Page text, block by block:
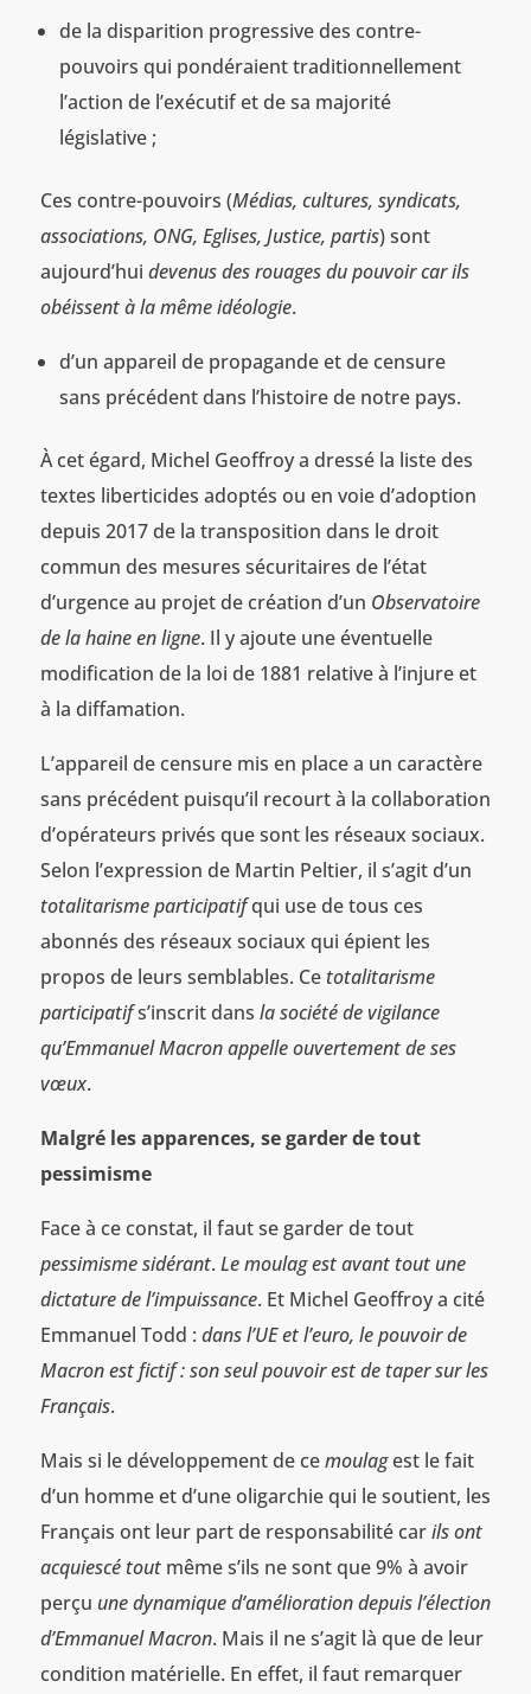
de la disparition progressive des contre-
pouvoirs qui pondéraient traditionnellement
l’action de l’exécutif et de sa majorité
législative ;
Ces contre-pouvoirs (Médias, cultures, syndicats,
associations, ONG, Eglises, Justice, partis) sont
aujourd’hui devenus des rouages du pouvoir car ils
obéissent à la même idéologie.
d’un appareil de propagande et de censure
sans précédent dans l’histoire de notre pays.
À cet égard, Michel Geoffroy a dressé la liste des
textes liberticides adoptés ou en voie d’adoption
depuis 2017 de la transposition dans le droit
commun des mesures sécuritaires de l’état
d’urgence au projet de création d’un Observatoire
de la haine en ligne. Il y ajoute une éventuelle
modification de la loi de 1881 relative à l’injure et
à la diffamation.
L’appareil de censure mis en place a un caractère
sans précédent puisqu’il recourt à la collaboration
d’opérateurs privés que sont les réseaux sociaux.
Selon l’expression de Martin Peltier, il s’agit d’un
totalitarisme participatifqui use de tous ces
abonnés des réseaux sociaux qui épient les
propos de leurs semblables. Ce totalitarisme
participatifs’inscrit dans la société de vigilance
qu’Emmanuel Macron appelle ouvertement de ses
vœux.
Malgré les apparences, se garder de tout
pessimisme
Face à ce constat, il faut se garder de tout
pessimisme sidérant. Le moulag est avant tout une
dictature de l’impuissance. Et Michel Geoffroy a cité
Emmanuel Todd : dans l’UE et l’euro, le pouvoir de
Macron est fictif : son seul pouvoir est de taper sur les
Français.
Mais si le développement de cemoulagest le fait
d’un homme et d’une oligarchie qui le soutient, les
Français ont leur part de responsabilité carils ont
acquiescé toutmême s’ils ne sont que 9% à avoir
perçu une dynamique d’amélioration depuis l’élection
d’Emmanuel Macron. Mais il ne s’agit là que de leur
condition matérielle. En effet, il faut remarquer